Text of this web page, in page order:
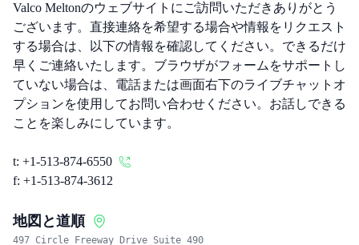
Valco Meltonのウェブサイトにご訪問いただきありがとう
ございます。直接連絡を希望する場合や情報をリクエスト
する場合は、以下の情報を確認してください。できるだけ
早くご連絡いたします。ブラウザがフォームをサポートし
ていない場合は、電話または画面右下のライブチャットオ
プションを使用してお問い合わせください。お話しできる
ことを楽しみにしています。
t: +1-513-874-6550
f: +1-513-874-3612
地図と道順
497 Circle Freeway Drive Suite 490